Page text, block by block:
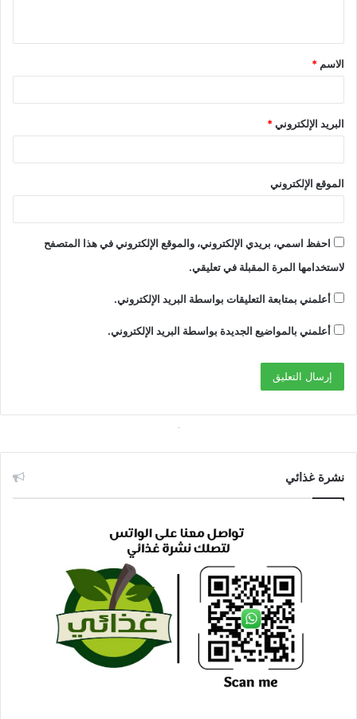
ق
*
الاسم *
البريد الإلكتروني*
الموقع الإلكتروني
احفظ اسمي، بريدي الإلكتروني، والموقع الإلكتروني في هذا المتصفح
لاستخدامها المرة المقبلة في تعليقي.
أعلمني بمتابعة التعليقات بواسطة البريد الإلكتروني.
أعلمني بالمواضيع الجديدة بواسطة البريد الإلكتروني.
نشرة غذائي